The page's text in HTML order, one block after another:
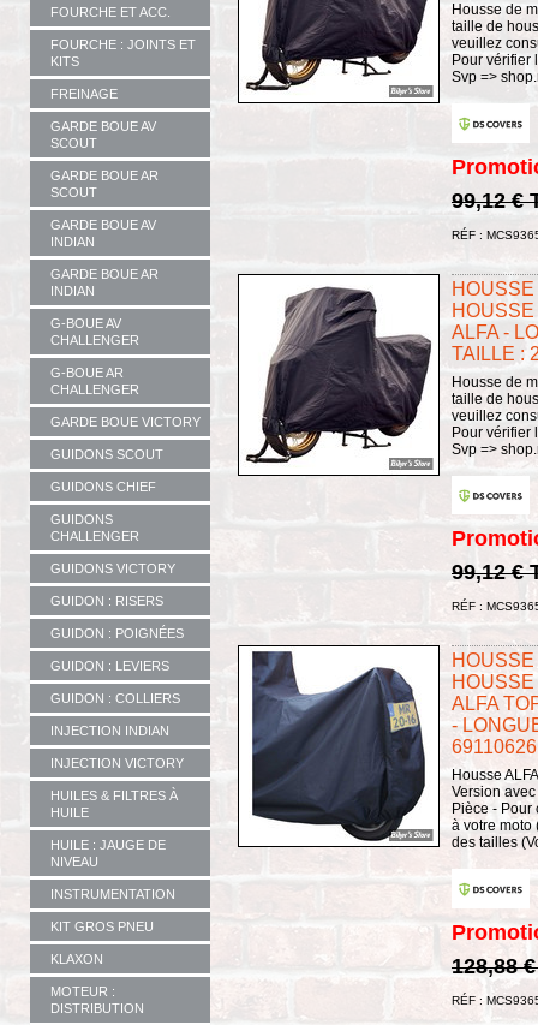
FOURCHE ET ACC.
FOURCHE : JOINTS ET
KITS
FREINAGE
GARDE BOUE AV
SCOUT
GARDE BOUE AR
SCOUT
GARDE BOUE AV
INDIAN
GARDE BOUE AR
INDIAN
G-BOUE AV
CHALLENGER
G-BOUE AR
CHALLENGER
GARDE BOUE VICTORY
GUIDONS SCOUT
GUIDONS CHIEF
GUIDONS
CHALLENGER
GUIDONS VICTORY
GUIDON : RISERS
GUIDON : POIGNÉES
GUIDON : LEVIERS
GUIDON : COLLIERS
INJECTION INDIAN
INJECTION VICTORY
HUILES & FILTRES À
HUILE
HUILE : JAUGE DE
NIVEAU
INSTRUMENTATION
KIT GROS PNEU
KLAXON
MOTEUR :
DISTRIBUTION
Housse de
taille de
veuillez
Pour vérifier
Svp =>
99,12 €
RÉF :
ALFA -
TAILLE :
Housse de
taille de
veuillez
Pour vérifier
Svp =>
99,12 €
RÉF :
ALFA
-
69110626
Housse
Version
Pièce -
à votre moto
des tailles
128,88
RÉF :